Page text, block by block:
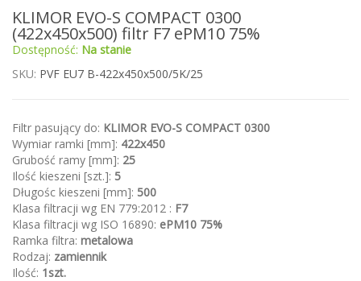
Przejdź
na
początek
galerii
KLIMOR EVO-S COMPACT 0300
(422x450x500) filtr F7 ePM10 75%
Dostępność: Na stanie
SKU PVF EU7 B-422x450x500/5K/25
Filtr pasujący do: KLIMOR EVO-S COMPACT 0300
Wymiar ramki [mm]: 422x450
Grubość ramy [mm]: 25
Ilość kieszeni [szt.]: 5
Długośc kieszeni [mm]: 500
Klasa filtracji wg EN 779:2012 : F7
Klasa filtracji wg ISO 16890: ePM10 75%
Ramka filtra: metalowa
Rodzaj: zamiennik
Ilość: 1szt.